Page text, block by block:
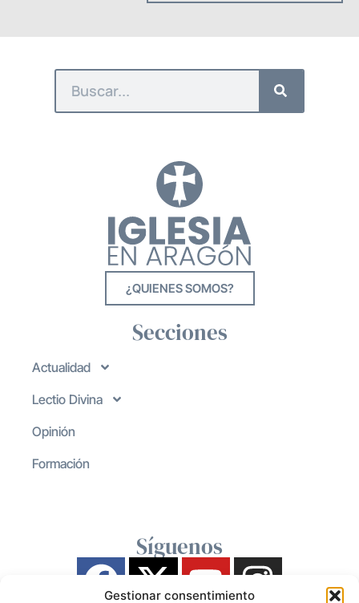
Gestionar consentimiento
¿QUIENES SOMOS?
Secciones
Actualidad
Lectio Divina
Opinión
Formación
Síguenos